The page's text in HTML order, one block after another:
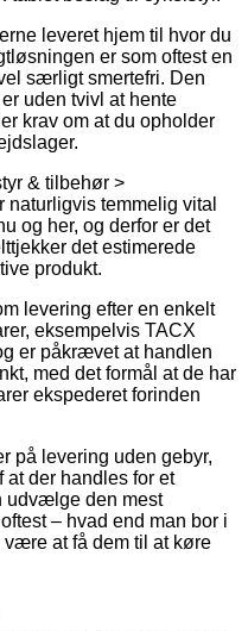
leveret hjem til hvor du
er som oftest en
særligt smertefri. Den
uden tvivl at hente
krav om at du opholder
& tilbehør >
temmelig vital
og her, og derfor er det
det estimerede
produkt.
levering efter en enkelt
eksempelvis TACX
er påkrævet at handlen
med det formål at de har
ekspederet forinden
på levering uden gebyr,
der handles for et
udvælge den mest
– hvad end man bor i
at få dem til at køre